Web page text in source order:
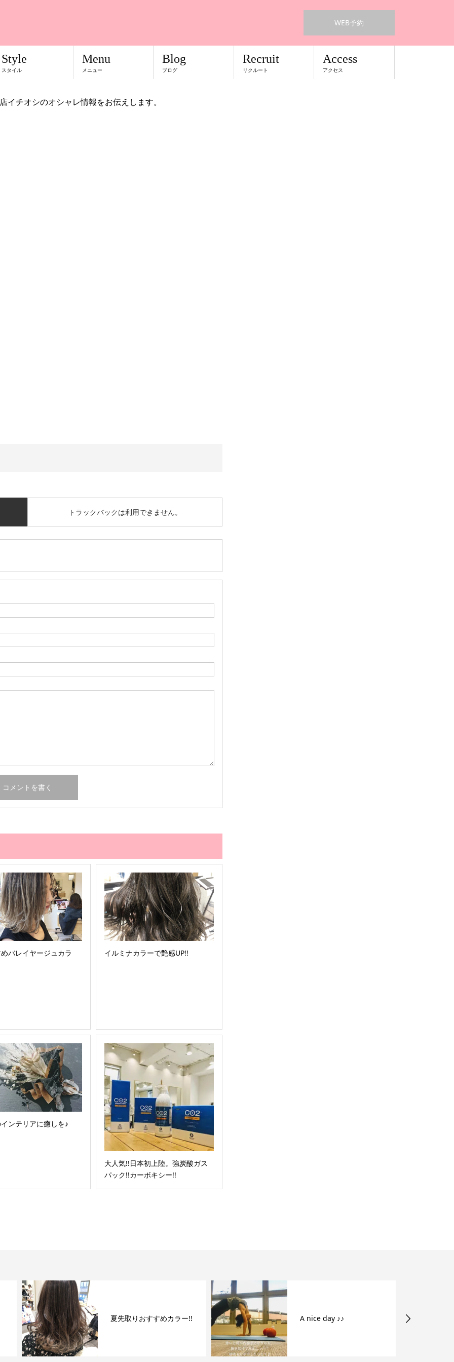
WEB予約
Style
スタイル
Menu
メニュー
Blog
ブログ
Recruit
リクルート
Access
アクセス
イチオシのオシャレ情報をお伝えします。
トラックバックは利用できません。
バレイヤージュカラ イルミナカラーで艶感UP!!
ンテリアに癒しを♪
大人気!!日本初上陸。強炭酸ガス
パック!!カーボキシー!!
夏先取りおすすめカラー!! A nice day ♪♪